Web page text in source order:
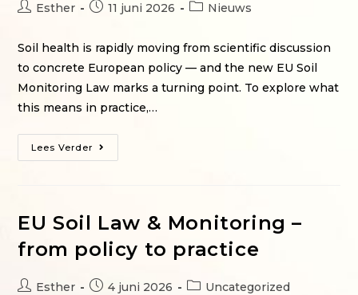
Esther 11 juni 2026 Nieuws
Soil health is rapidly moving from scientific discussion
to concrete European policy — and the new EU Soil
Monitoring Law marks a turning point. To explore what
this means in practice,…
Lees Verder
EU Soil Law & Monitoring –
from policy to practice
Esther 4 juni 2026 Uncategorized